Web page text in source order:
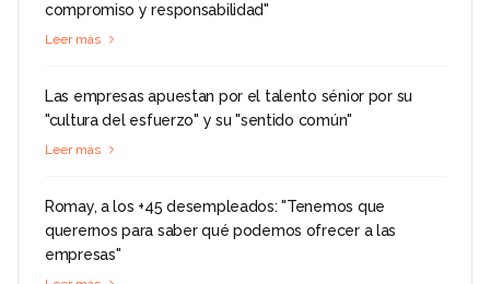
compromiso y responsabilidad"
Leer más
Las empresas apuestan por el talento sénior por su
"cultura del esfuerzo" y su "sentido común"
Leer más
Romay, a los +45 desempleados: "Tenemos que
querernos para saber qué podemos ofrecer a las
empresas"